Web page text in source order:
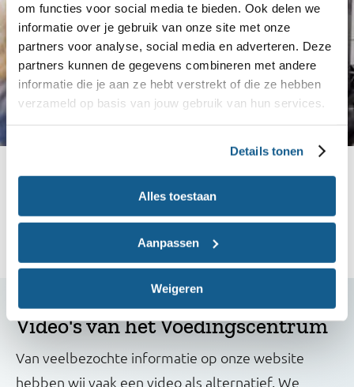
om functies voor social media te bieden. Ook delen we
informatie over je gebruik van onze site met onze
partners voor analyse, social media en adverteren. Deze
partners kunnen de gegevens combineren met andere
informatie die je aan ze hebt verstrekt of die ze hebben
verzameld op basis van jouw gebruik van hun services.
Details tonen
Alles toestaan
Aanpassen
Weigeren
Ben jij diëtist, huisarts, JGZ-medewerker of andere
professional (in opleiding)? Hier vind je alle
informatie voor jou.
Video's van het Voedingscentrum
Van veelbezochte informatie op onze website
hebben wij vaak een video als alternatief. We